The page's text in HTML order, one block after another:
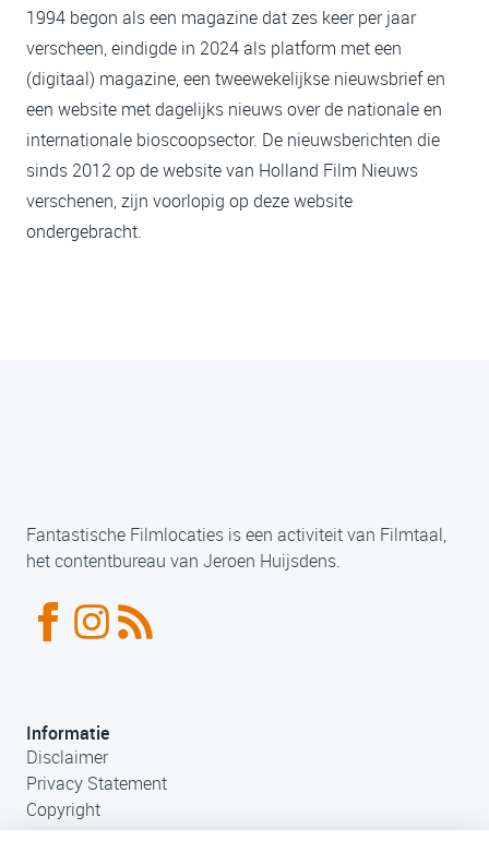
1994 begon als een magazine dat zes keer per jaar
verscheen, eindigde in 2024 als platform met een
(digitaal) magazine, een tweewekelijkse nieuwsbrief en
een website met dagelijks nieuws over de nationale en
internationale bioscoopsector. De nieuwsberichten die
sinds 2012 op de website van Holland Film Nieuws
verschenen, zijn voorlopig op deze website
ondergebracht.
Fantastische Filmlocaties is een activiteit van Filmtaal,
het contentbureau van Jeroen Huijsdens.
Informatie
Disclaimer
Privacy Statement
Copyright